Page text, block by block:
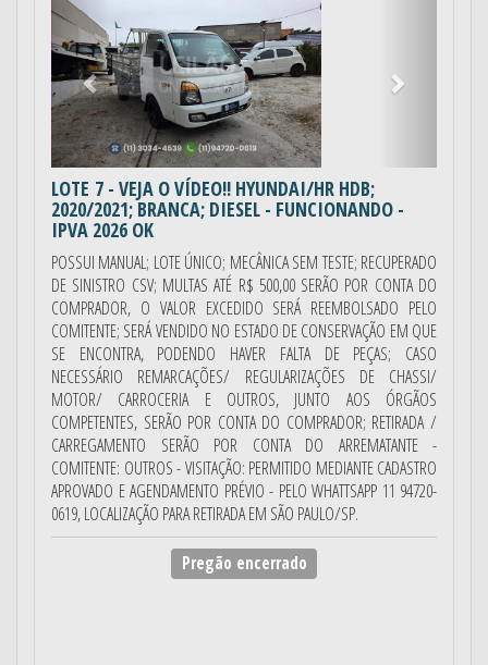
LOTE 7 - VEJA O VÍDEO!! HYUNDAI/HR HDB;
2020/2021; BRANCA; DIESEL - FUNCIONANDO -
IPVA 2026 OK
POSSUI MANUAL; LOTE ÚNICO; MECÂNICA SEM TESTE; RECUPERADO
DE SINISTRO CSV; MULTAS ATÉ R$ 500,00 SERÃO POR CONTA DO
COMPRADOR, O VALOR EXCEDIDO SERÁ REEMBOLSADO PELO
COMITENTE; SERÁ VENDIDO NO ESTADO DE CONSERVAÇÃO EM QUE
SE ENCONTRA, PODENDO HAVER FALTA DE PEÇAS; CASO
NECESSÁRIO REMARCAÇÕES/ REGULARIZAÇÕES DE CHASSI/
MOTOR/ CARROCERIA E OUTROS, JUNTO AOS ÓRGÃOS
COMPETENTES, SERÃO POR CONTA DO COMPRADOR; RETIRADA /
CARREGAMENTO SERÃO POR CONTA DO ARREMATANTE -
COMITENTE: OUTROS - VISITAÇÃO: PERMITIDO MEDIANTE CADASTRO
APROVADO E AGENDAMENTO PRÉVIO - PELO WHATTSAPP 11 94720-
0619, LOCALIZAÇÃO PARA RETIRADA EM SÃO PAULO/SP.
Pregão encerrado